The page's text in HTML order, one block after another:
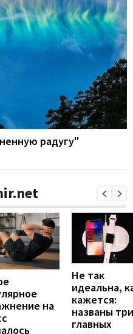
радугу"
на
Не так
идеальна,
кажется:
названы три
главных